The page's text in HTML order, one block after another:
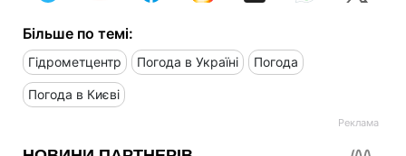
Більше по темі:
Гідрометцентр Погода в Україні Погода
Погода в Києві